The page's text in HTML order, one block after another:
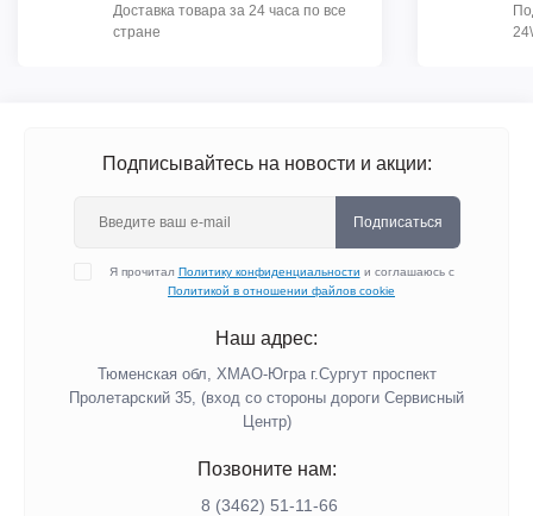
Доставка товара за 24 часа по все
стране
Подписывайтесь на новости и акции:
Подписаться
Я прочитал Политику конфиденциальности и соглашаюсь с
Политикой в отношении файлов cookie
Наш адрес:
Тюменская обл, ХМАО-Югра г.Сургут проспект
Пролетарский 35, (вход со стороны дороги Сервисный
Центр)
Позвоните нам:
8 (3462) 51-11-66